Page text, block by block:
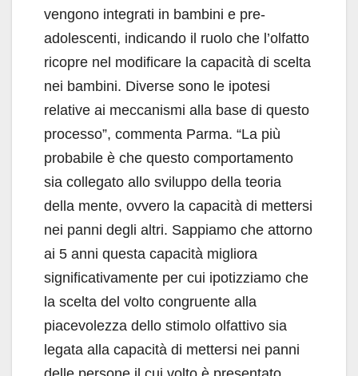
vengono integrati in bambini e pre-
adolescenti, indicando il ruolo che l’olfatto
ricopre nel modificare la capacità di scelta
nei bambini. Diverse sono le ipotesi
relative ai meccanismi alla base di questo
processo”, commenta Parma. “La più
probabile è che questo comportamento
sia collegato allo sviluppo della teoria
della mente, ovvero la capacità di mettersi
nei panni degli altri. Sappiamo che attorno
ai 5 anni questa capacità migliora
significativamente per cui ipotizziamo che
la scelta del volto congruente alla
piacevolezza dello stimolo olfattivo sia
legata alla capacità di mettersi nei panni